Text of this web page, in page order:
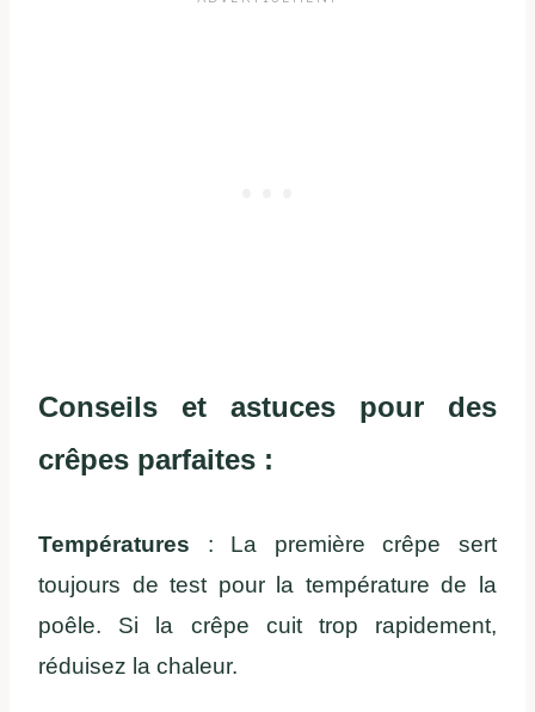
Conseils et astuces pour des
crêpes parfaites :
Températures : La première crêpe sert
toujours de test pour la température de la
poêle. Si la crêpe cuit trop rapidement,
réduisez la chaleur.